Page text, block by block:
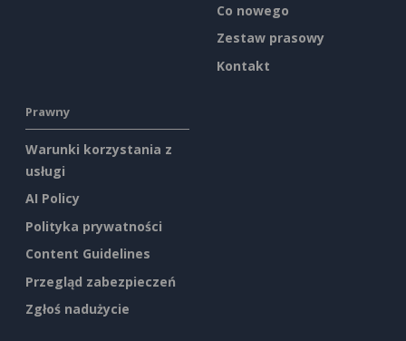
Co nowego
Zestaw prasowy
Kontakt
Prawny
Warunki korzystania z
usługi
AI Policy
Polityka prywatności
Content Guidelines
Przegląd zabezpieczeń
Zgłoś nadużycie